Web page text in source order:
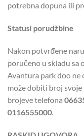
potrebna dopuna ili
Statusi porudžbine
Nakon potvrđene
poručeno u skladu sa
Avantura park doo ne
može dobiti broj
brojeve telefona
0116555000.